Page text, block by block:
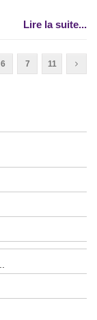
Lire la suite...
6 7 11